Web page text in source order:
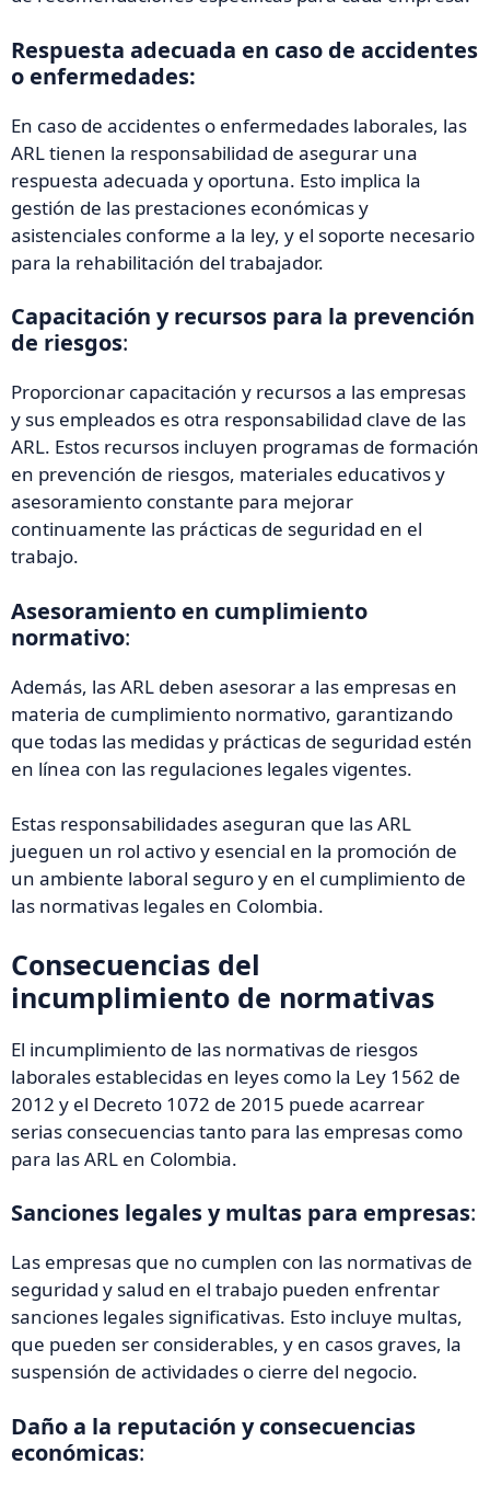
Respuesta adecuada en caso de accidentes
o enfermedades:
En caso de accidentes o enfermedades laborales, las
ARL tienen la responsabilidad de asegurar una
respuesta adecuada y oportuna. Esto implica la
gestión de las prestaciones económicas y
asistenciales conforme a la ley, y el soporte necesario
para la rehabilitación del trabajador.
Capacitación y recursos para la prevención
de riesgos:
Proporcionar capacitación y recursos a las empresas
y sus empleados es otra responsabilidad clave de las
ARL. Estos recursos incluyen programas de formación
en prevención de riesgos, materiales educativos y
asesoramiento constante para mejorar
continuamente las prácticas de seguridad en el
trabajo.
Asesoramiento en cumplimiento
normativo:
Además, las ARL deben asesorar a las empresas en
materia de cumplimiento normativo, garantizando
que todas las medidas y prácticas de seguridad estén
en línea con las regulaciones legales vigentes.
Estas responsabilidades aseguran que las ARL
jueguen un rol activo y esencial en la promoción de
un ambiente laboral seguro y en el cumplimiento de
las normativas legales en Colombia.
Consecuencias del
incumplimiento de normativas
El incumplimiento de las normativas de riesgos
laborales establecidas en leyes como la Ley 1562 de
2012 y el Decreto 1072 de 2015 puede acarrear
serias consecuencias tanto para las empresas como
para las ARL en Colombia.
Sanciones legales y multas para empresas:
Las empresas que no cumplen con las normativas de
seguridad y salud en el trabajo pueden enfrentar
sanciones legales significativas. Esto incluye multas,
que pueden ser considerables, y en casos graves, la
suspensión de actividades o cierre del negocio.
Daño a la reputación y consecuencias
económicas: